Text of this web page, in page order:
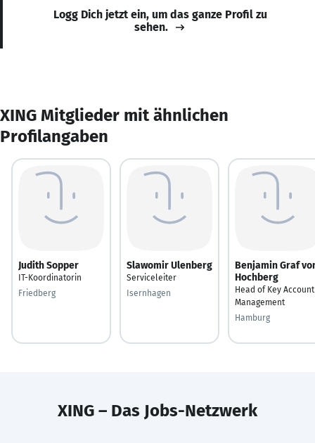
Logg Dich jetzt ein, um das ganze Profil zu
sehen.
XING Mitglieder mit ähnlichen
Profilangaben
Judith Sopper
IT-Koordinatorin
Friedberg
Slawomir Ulenberg
Serviceleiter
Isernhagen
Benjamin Graf
Hochberg
Head of Key Account
Management
Hamburg
XING – Das Jobs-Netzwerk